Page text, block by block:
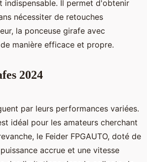
indispensable. Il permet d'obtenir
nécessiter de retouches
la ponceuse girafe avec
manière efficace et propre.
2024
par leurs performances variées.
idéal pour les amateurs cherchant
le Feider FPGAUTO, doté de
accrue et une vitesse